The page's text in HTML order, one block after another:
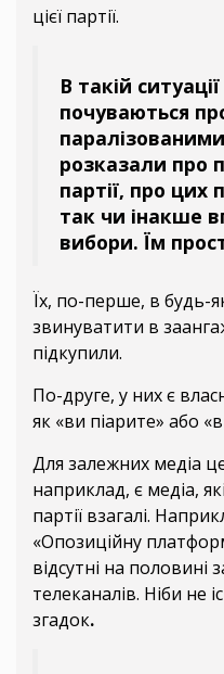
цієї партії.
В такій
почуваються
розказали про
партії, про цих
так чи інакше
вибори. Їм
Їх, по-перше, в
звинуватити в
підкупили.
По-друге, у них є
як «ви піарите» або
Для залежних медіа
наприклад, є медіа,
партії взагалі.
«Опозиційну
відсутні на половині
телеканалів. Ніби не
згадок.